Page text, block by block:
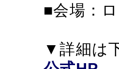
■会場：
▼詳細は